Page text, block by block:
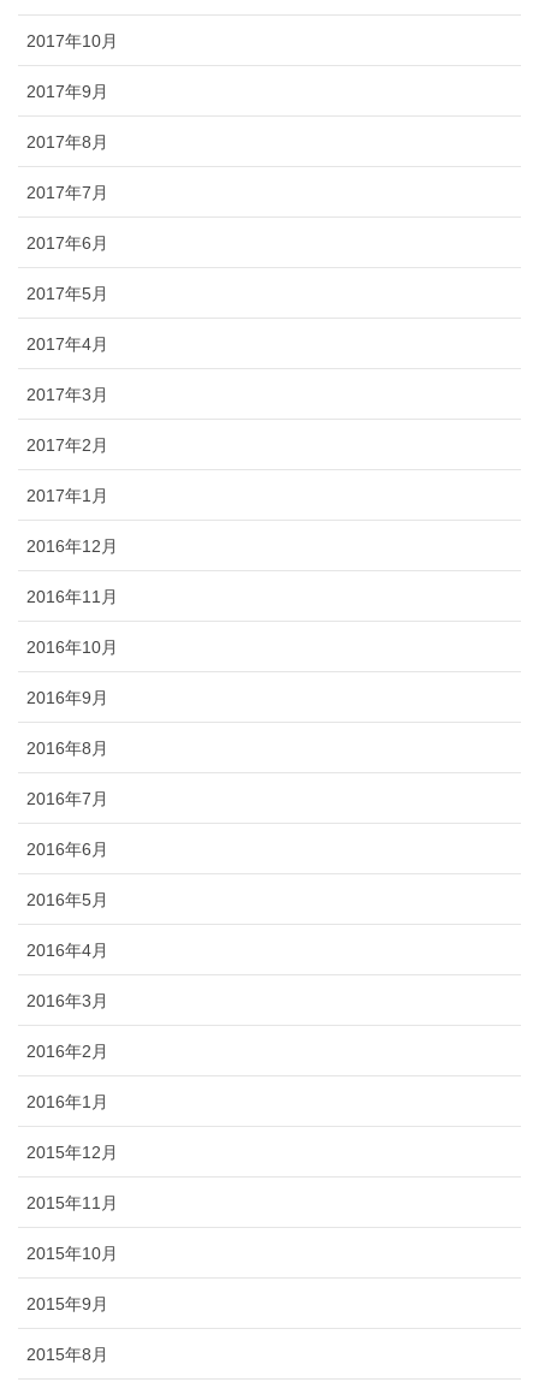
2017年10月
2017年9月
2017年8月
2017年7月
2017年6月
2017年5月
2017年4月
2017年3月
2017年2月
2017年1月
2016年12月
2016年11月
2016年10月
2016年9月
2016年8月
2016年7月
2016年6月
2016年5月
2016年4月
2016年3月
2016年2月
2016年1月
2015年12月
2015年11月
2015年10月
2015年9月
2015年8月